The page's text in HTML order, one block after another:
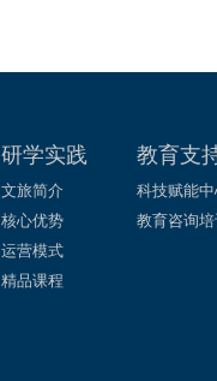
研学实践
文旅简介
核心优势
运营模式
精品课程
教育支
科技赋能
教育咨询